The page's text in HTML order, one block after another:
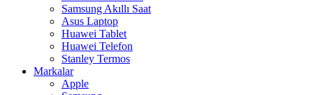
Samsung Akıllı Saat
Asus Laptop
Huawei Tablet
Huawei Telefon
Stanley Termos
Markalar
Apple